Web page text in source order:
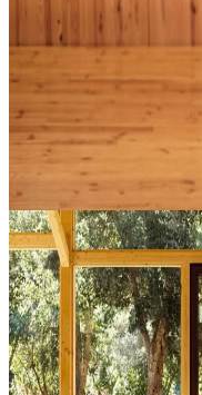
Un nuovo incontro di
portando con sé uno
connessione e alla ricerca
des...
Su richiesta
3 ottobre 2026
Palmela, Portogallo
Ritiro Yoga
Immerso in un’atmosfera
a lasciare fuori il rumore
più autentico di ascolto